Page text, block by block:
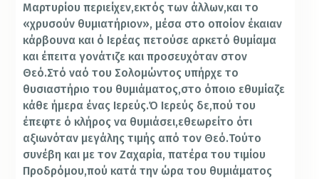
Μαρτυρίου περιείχεν,εκτός των άλλων,και το
«χρυσούν θυμιατήριον», μέσα στο οποίον έκαιαν
κάρβουνα και ό Ιερέας πετούσε αρκετό θυμίαμα
και έπειτα γονάτιζε και προσευχόταν στον
Θεό.Στό ναό του Σολομώντος υπήρχε το
θυσιαστήριο του θυμιάματος,στο όποιο εθυμίαζε
κάθε ήμερα ένας Ιερεύς.Ό Ιερεύς δε,πού του
έπεφτε ό κλήρος να θυμιάσει,εθεωρείτο ότι
αξιωνόταν μεγάλης τιμής από τον Θεό.Τούτο
συνέβη και με τον Ζαχαρία, πατέρα του τιμίου
Προδρόμου,πού κατά την ώρα του θυμιάματος